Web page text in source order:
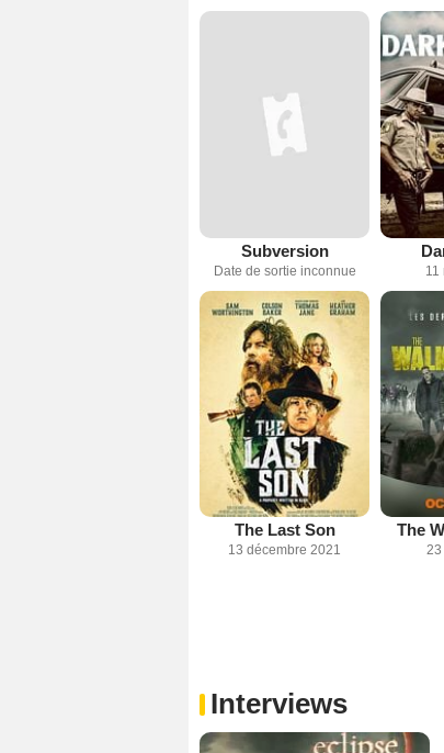
Subversion
Date de sortie inconnue 11
The Last Son
13 décembre 2021
The
23
Interviews